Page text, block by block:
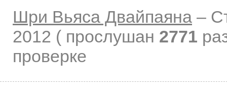
Шри Вьяса Двайпаяна –
2012 ( прослушан 2771
проверке